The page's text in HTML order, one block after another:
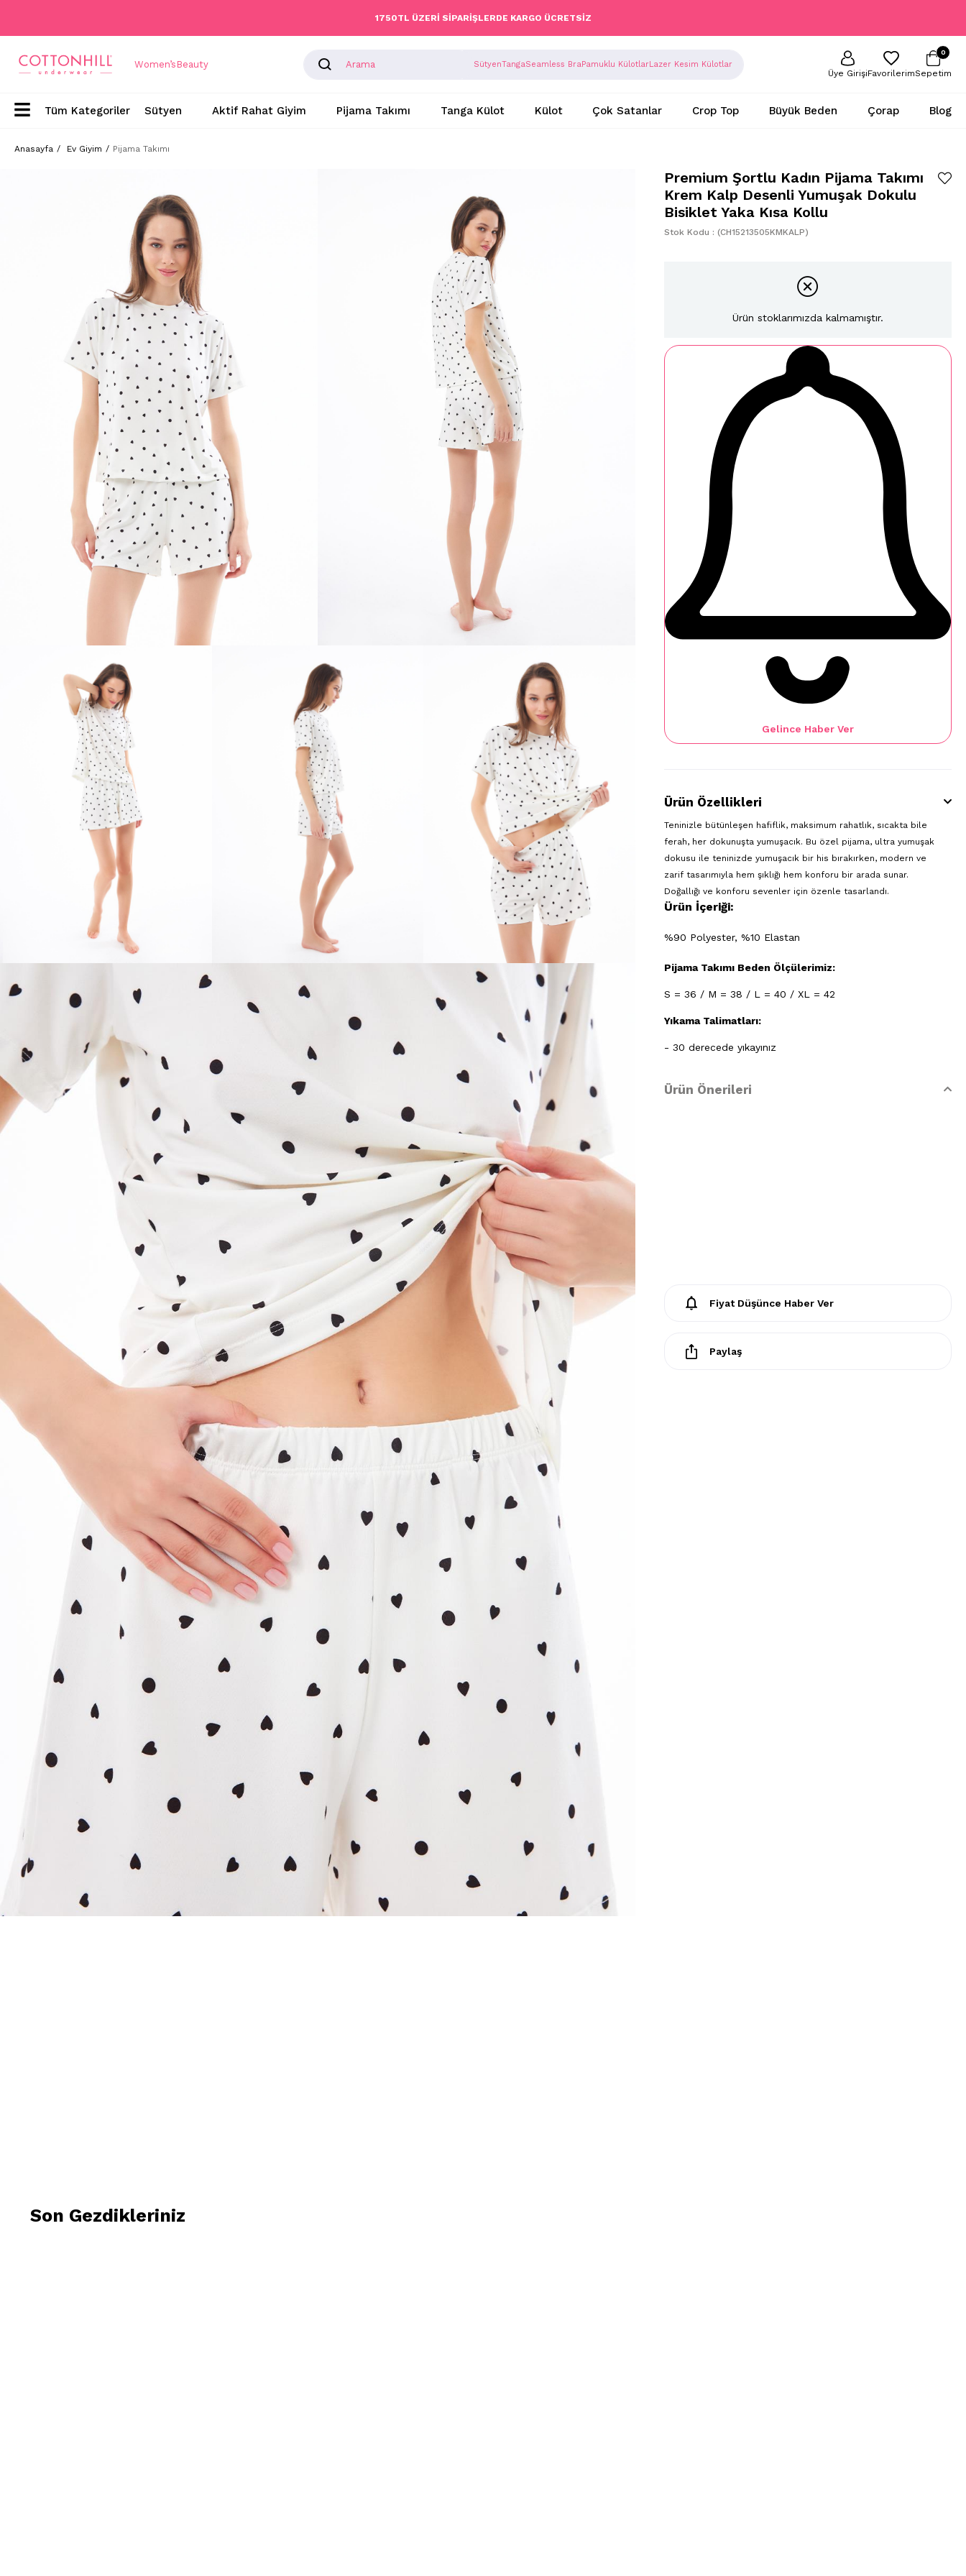
1750TL ÜZERİ SİPARİŞLERDE KARGO ÜCRETSİZ
Women’s Beauty SütyenTangaSeamless BraPamuklu KülotlarLazer Kesim Külotlar
Üye GirişiFavorilerimSepetim
0
Sütyen Aktif Rahat Giyim Pijama Takımı Tanga Külot Külot Çok Satanlar Crop Top Büyük Beden Çorap Blog
Anasayfa Ev Giyim Pijama Takımı
Premium Şortlu Kadın Pijama Takımı
Krem Kalp Desenli Yumuşak Dokulu
Bisiklet Yaka Kısa Kollu
Stok Kodu (CH15213505KMKALP)
Ürün stoklarımızda kalmamıştır.
Gelince Haber Ver
Ürün Özellikleri
Teninizle bütünleşen hafiflik, maksimum rahatlık, sıcakta bile
ferah, her dokunuşta yumuşacık. Bu özel pijama, ultra yumuşak
dokusu ile teninizde yumuşacık bir his bırakırken, modern ve
zarif tasarımıyla hem şıklığı hem konforu bir arada sunar.
Doğallığı ve konforu sevenler için özenle tasarlandı.
Ürün İçeriği:
%90 Polyester, %10 Elastan
Pijama Takımı Beden Ölçülerimiz:
S = 36 / M = 38 / L = 40 / XL = 42
Yıkama Talimatları:
- 30 derecede yıkayınız
Ürün Önerileri
Fiyat Düşünce Haber Ver
Paylaş
Son Gezdikleriniz